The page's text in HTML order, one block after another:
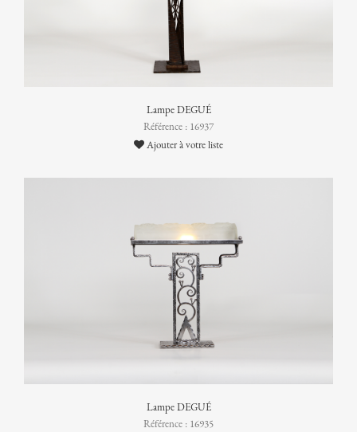
Lampe DEGUÉ
Référence : 16937
Ajouter à votre liste
Lampe DEGUÉ
Référence : 16935